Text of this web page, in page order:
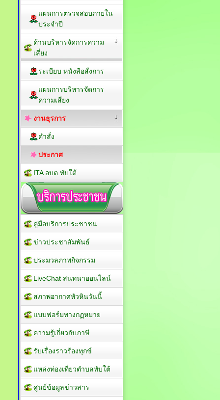
แผนการตรวจสอบภายใน
ประจำปี
ด้านบริหารจัดการความ
เสี่ยง
ระเบียบ หนังสือสั่งการ
แผนการบริหารจัดการ
ความเสี่ยง
งานธุรการ
คำสั่ง
ประกาศ
ITA อบต.ทับใต้
คู่มือบริการประชาชน
ข่าวประชาสัมพันธ์
ประมวลภาพกิจกรรม
LiveChat สนทนาออนไลน์
สภาพอากาศหัวหินวันนี้
แบบฟอร์มทางกฏหมาย
ความรู้เกี่ยวกับภาษี
รับเรื่องราวร้องทุกข์
แหล่งท่องเที่ยวตำบลทับใต้
ศูนย์ข้อมูลข่าวสาร